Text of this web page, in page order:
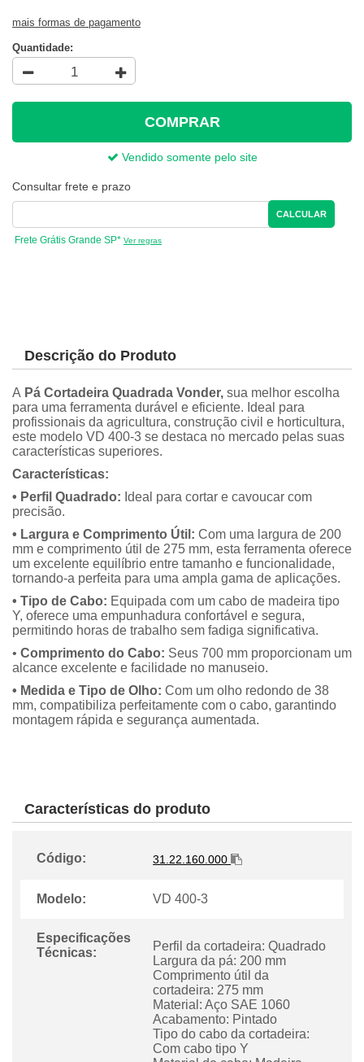
mais formas de pagamento
Quantidade:
COMPRAR
Vendido somente pelo site
Consultar frete e prazo
CALCULAR
Frete Grátis Grande SP* Ver regras
Descrição do Produto
A Pá Cortadeira Quadrada Vonder, sua melhor escolha
para uma ferramenta durável e eficiente. Ideal para
profissionais da agricultura, construção civil e horticultura,
este modelo VD 400-3 se destaca no mercado pelas suas
características superiores.
Características:
• Perfil Quadrado: Ideal para cortar e cavoucar com
precisão.
• Largura e Comprimento Útil: Com uma largura de 200
mm e comprimento útil de 275 mm, esta ferramenta oferece
um excelente equilíbrio entre tamanho e funcionalidade,
tornando-a perfeita para uma ampla gama de aplicações.
• Tipo de Cabo: Equipada com um cabo de madeira tipo
Y, oferece uma empunhadura confortável e segura,
permitindo horas de trabalho sem fadiga significativa.
• Comprimento do Cabo: Seus 700 mm proporcionam um
alcance excelente e facilidade no manuseio.
• Medida e Tipo de Olho: Com um olho redondo de 38
mm, compatibiliza perfeitamente com o cabo, garantindo
montagem rápida e segurança aumentada.
Características do produto
Código: 31.22.160.000
Modelo: VD 400-3
Especificações
Técnicas:
Perfil da cortadeira: Quadrado
Largura da pá: 200 mm
Comprimento útil da
cortadeira: 275 mm
Material: Aço SAE 1060
Acabamento: Pintado
Tipo do cabo da cortadeira:
Com cabo tipo Y